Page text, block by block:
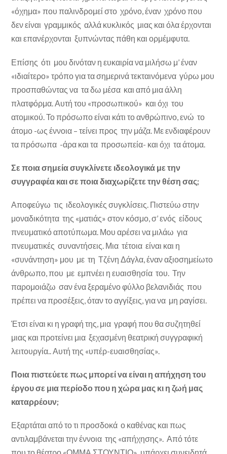
«όχημα» που παλινδρομεί στο χρόνο, έναν χρόνο που
δεν είναι γραμμικός αλλά κυκλικός μιας και όλα έρχονται
και επανέρχονται ξυπνώντας πάθη και ορμέμφυτα.
Επίσης ότι μου δινόταν η ευκαιρία να μιλήσω μ’ έναν
«ιδιαίτερο» τρόπο για τα σημερινά τεκταινόμενα γύρω μου
προσπαθώντας να τα δω μέσα και από μια άλλη
πλατφόρμα. Αυτή του «προσωπικού» και όχι του
ατομικού. Το πρόσωπο είναι κάτι το ανθρώπινο, ενώ το
άτομο -ως έννοια – τείνει προς την μάζα. Με ενδιαφέρουν
τα πρόσωπα -άρα και τα προσωπεία- και όχι τα άτομα.
Σε ποια σημεία συγκλίνετε ιδεολογικά με την
συγγραφέα και σε ποια διαχωρίζετε την θέση σας;
Αποφεύγω τις ιδεολογικές συγκλίσεις. Πιστεύω στην
μοναδικότητα της «ματιάς» στον κόσμο, σ’ ενός είδους
πνευματικό αποτύπωμα. Μου αρέσει να μιλάω για
πνευματικές συναντήσεις. Μια τέτοια είναι και η
«συνάντηση» μου με τη Τζένη Δάγλα, έναν αξιοσημείωτο
άνθρωπο, που με εμπνέει η ευαισθησία του. Την
παρομοιάζω σαν ένα ξεραμένο φύλλο βελανιδιάς που
πρέπει να προσέξεις, όταν το αγγίξεις, για να μη ραγίσει.
Έτσι είναι κι η γραφή της, μια γραφή που θα συζητηθεί
μιας και προτείνει μια ξεχασμένη θεατρική συγγραφική
λειτουργία.. Αυτή της «υπέρ-ευαισθησίας».
Ποια πιστεύετε πως μπορεί να είναι η απήχηση του
έργου σε μια περίοδο που η χώρα μας κι η ζωή μας
καταρρέουν;
Εξαρτάται από το τι προσδοκά ο καθένας και πως
αντιλαμβάνεται την έννοια της «απήχησης». Από τότε